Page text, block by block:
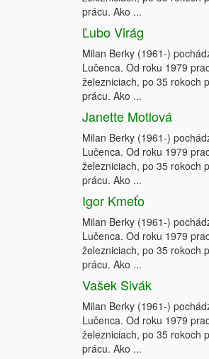
prácu. Ako ...
Ľubo Virág
Milan Berky (1961-)
Lučenca. Od roku 1979
železniciach, po 35 rokoch
prácu. Ako ...
Janette Motlová
Milan Berky (1961-)
Lučenca. Od roku 1979
železniciach, po 35 rokoch
prácu. Ako ...
Igor Kmeťo
Milan Berky (1961-)
Lučenca. Od roku 1979
železniciach, po 35 rokoch
prácu. Ako ...
Vašek Sivák
Milan Berky (1961-)
Lučenca. Od roku 1979
železniciach, po 35 rokoch
prácu. Ako ...